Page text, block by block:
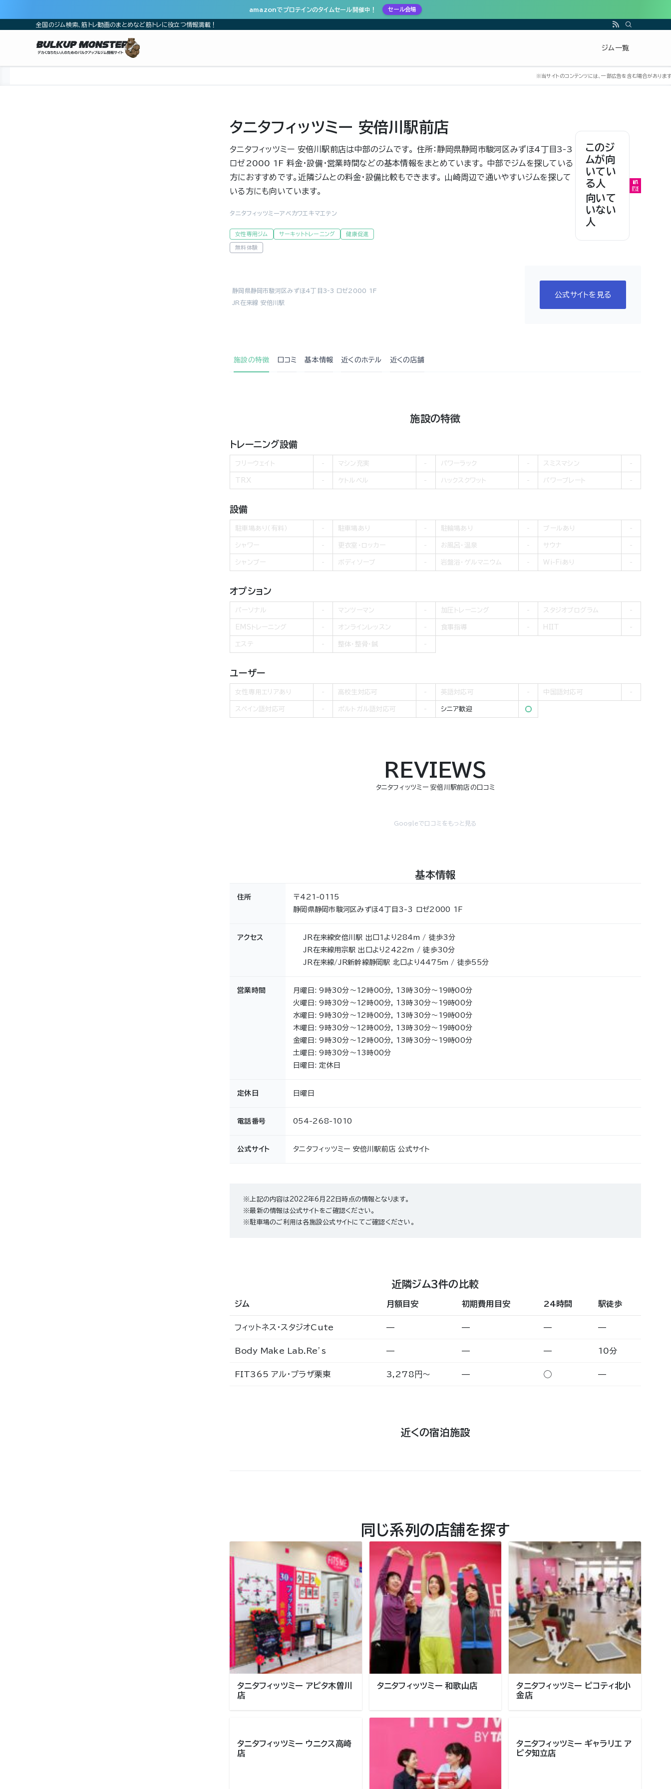
amazonでプロテインのタイムセール開催中！ セール会場
全国のジム検索、筋トレ動画のまとめなど筋トレに役立つ情報満載！
ジム一覧
タニタフィッツミー 安倍川駅前店
タニタフィッツミー 安倍川駅前店は中部のジムです。 住所：静岡県静岡市駿河区みずほ4丁目3-3
ロゼ2000 1F 料金・設備・営業時間などの基本情報をまとめています。 中部でジムを探している
方におすすめです。近隣ジムとの料金・設備比較もできます。 山崎周辺で通いやすいジムを探して
いる方にも向いています。
タニタフィッツミーアベカワエキマエテン
女性専用ジム サーキットトレーニング 健康促進
無料体験
このジ
ムが向
いてい
る人
向いて
いない
人
静岡県静岡市駿河区みずほ4丁目3-3 ロゼ2000 1F
JR在来線 安倍川駅
公式サイトを見る
施設の特徴 口コミ 基本情報 近くのホテル 近くの店舗
施設の特徴
トレーニング設備
フリーウェイト マシン充実 パワーラック スミスマシン
TRX ケトルベル ハックスクワット パワープレート
設備
駐車場あり（有料） 駐車場あり 駐輪場あり プールあり
シャワー 更衣室・ロッカー お風呂・温泉 サウナ
シャンプー ボディソープ 岩盤浴・ゲルマニウム Wi-Fiあり
オプション
パーソナル マンツーマン 加圧トレーニング スタジオプログラム
EMSトレーニング オンラインレッスン 食事指導 HIIT
エステ 整体・整骨・鍼
ユーザー
女性専用エリアあり 高校生対応可 英語対応可 中国語対応可
スペイン語対応可 ポルトガル語対応可 シニア歓迎
REVIEWS
タニタフィッツミー 安倍川駅前店の口コミ
Googleで口コミをもっと見る
基本情報
住所
〒421-0115
静岡県静岡市駿河区みずほ4丁目3-3 ロゼ2000 1F
アクセス
JR在来線安倍川駅 出口1より284m / 徒歩3分
JR在来線用宗駅 出口より2422m / 徒歩30分
JR在来線/JR新幹線静岡駅 北口より4475m / 徒歩55分
営業時間
月曜日: 9時30分～12時00分, 13時30分～19時00分
火曜日: 9時30分～12時00分, 13時30分～19時00分
水曜日: 9時30分～12時00分, 13時30分～19時00分
木曜日: 9時30分～12時00分, 13時30分～19時00分
金曜日: 9時30分～12時00分, 13時30分～19時00分
土曜日: 9時30分～13時00分
日曜日: 定休日
定休日 日曜日
電話番号 054-268-1010
公式サイト タニタフィッツミー 安倍川駅前店 公式サイト
※上記の内容は2022年6月22日時点の情報となります。
※最新の情報は公式サイトをご確認ください。
※駐車場のご利用は各施設公式サイトにてご確認ください。
近隣ジム3件の比較
ジム 月額目安 初期費用目安 24時間 駅徒歩
フィットネス・スタジオCute — — — —
Body Make Lab.Re’s — — — 10分
FIT365 アル・プラザ栗東 3,278円〜 — ◯ —
近くの宿泊施設
同じ系列の店舗を探す
タニタフィッツミー アピタ木曽川
店
タニタフィッツミー 和歌山店
タニタフィッツミー ピコティ北小
金店
タニタフィッツミー ウニクス高崎
店
タニタフィッツミー ギャラリエ ア
ピタ知立店